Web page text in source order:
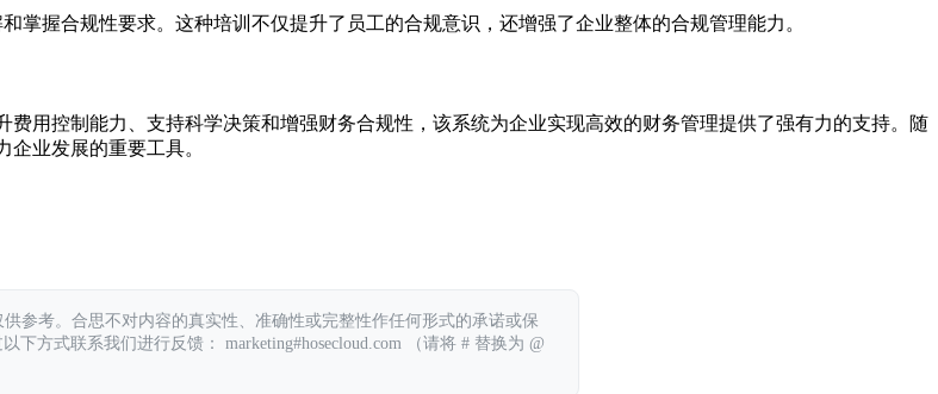
掌握合规性要求。这种培训不仅提升了员工的合规意识，还增强了企业整体的合规管理能力。
用控制能力、支持科学决策和增强财务合规性，该系统为企业实现高效的财务管理提供了强有力的支持。随
业发展的重要工具。
参考。合思不对内容的真实性、准确性或完整性作任何形式的承诺或保
下方式联系我们进行反馈： marketing#hosecloud.com （请将 # 替换为 @